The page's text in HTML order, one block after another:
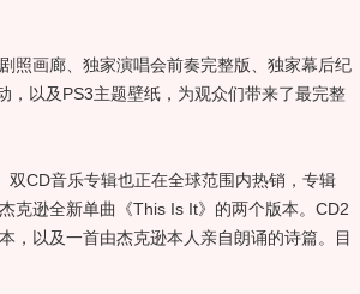
照画廊、独家演唱会前奏完整版、独家幕后纪
，以及PS3主题壁纸，为观众们带来了最完整
CD音乐专辑也正在全球范围内热销，专辑
克逊全新单曲《This Is It》的两个版本。CD2
，以及一首由杰克逊本人亲自朗诵的诗篇。目